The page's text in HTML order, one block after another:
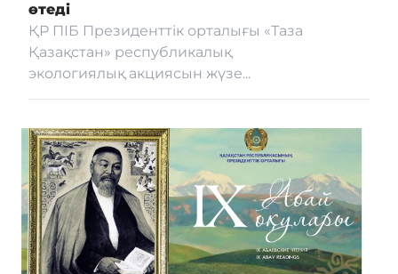
өтеді
ҚР ПІБ Президенттік орталығы «Таза
Қазақстан» республикалық
экологиялық акциясын жүзе...